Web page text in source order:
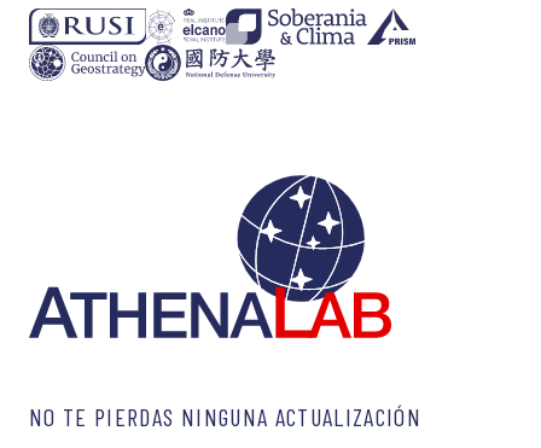
NO TE PIERDAS NINGUNA ACTUALIZACIÓN